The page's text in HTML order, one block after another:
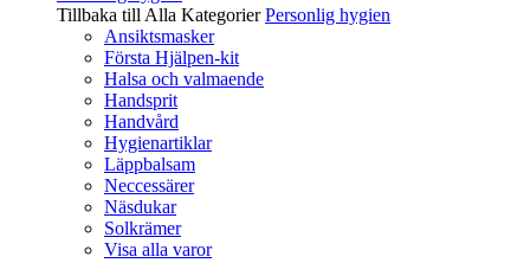
Tillbaka till Alla Kategorier Personlig hygien
Ansiktsmasker
Första Hjälpen-kit
Halsa och valmaende
Handsprit
Handvård
Hygienartiklar
Läppbalsam
Neccessärer
Näsdukar
Solkrämer
Visa alla varor